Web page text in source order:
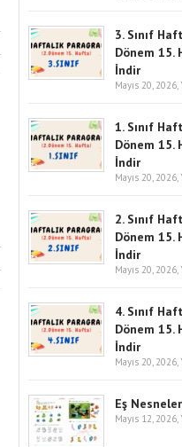
3. Sınıf
Dönem 15.
İndir
Mayıs 20, 2026,
1. Sınıf
Dönem 15.
İndir
Mayıs 20, 2026,
2. Sınıf
Dönem 15.
İndir
Mayıs 20, 2026,
4. Sınıf
Dönem 15.
İndir
Mayıs 20, 2026,
Eş Nesneler
Mayıs 12, 2026,